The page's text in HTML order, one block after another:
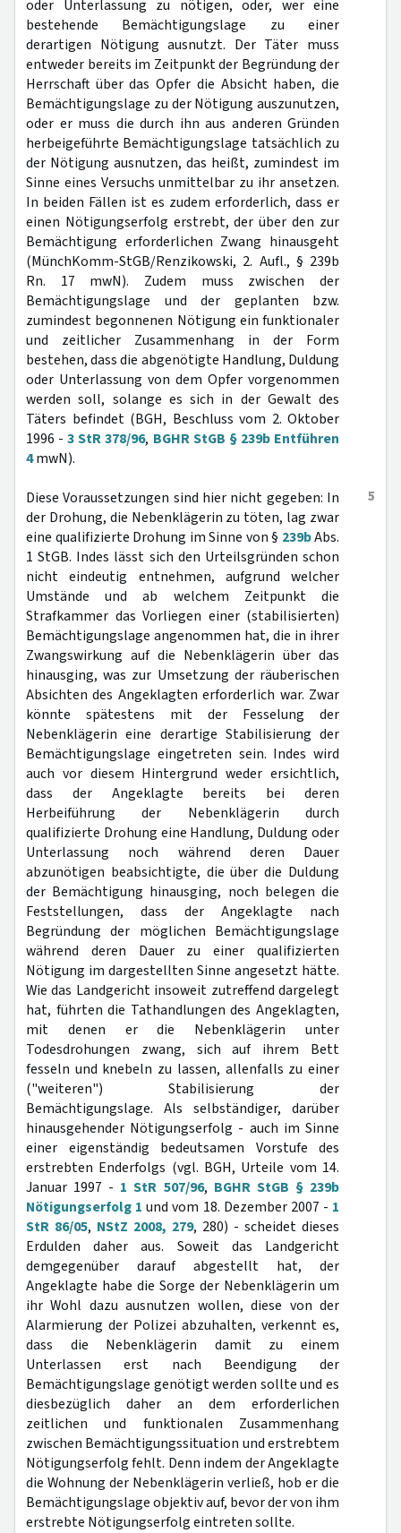
oder Unterlassung zu nötigen, oder, wer eine
bestehende Bemächtigungslage zu einer
derartigen Nötigung ausnutzt. Der Täter muss
entweder bereits im Zeitpunkt der Begründung der
Herrschaft über das Opfer die Absicht haben, die
Bemächtigungslage zu der Nötigung auszunutzen,
oder er muss die durch ihn aus anderen Gründen
herbeigeführte Bemächtigungslage tatsächlich zu
der Nötigung ausnutzen, das heißt, zumindest im
Sinne eines Versuchs unmittelbar zu ihr ansetzen.
In beiden Fällen ist es zudem erforderlich, dass er
einen Nötigungserfolg erstrebt, der über den zur
Bemächtigung erforderlichen Zwang hinausgeht
(MünchKomm-StGB/Renzikowski, 2. Aufl., § 239b
Rn. 17 mwN). Zudem muss zwischen der
Bemächtigungslage und der geplanten bzw.
zumindest begonnenen Nötigung ein funktionaler
und zeitlicher Zusammenhang in der Form
bestehen, dass die abgenötigte Handlung, Duldung
oder Unterlassung von dem Opfer vorgenommen
werden soll, solange es sich in der Gewalt des
Täters befindet (BGH, Beschluss vom 2. Oktober
1996 -3 StR 378/96, BGHR StGB § 239b Entführen
4mwN).
5
Diese Voraussetzungen sind hier nicht gegeben: In
der Drohung, die Nebenklägerin zu töten, lag zwar
eine qualifizierte Drohung im Sinne von § 239bAbs.
1 StGB. Indes lässt sich den Urteilsgründen schon
nicht eindeutig entnehmen, aufgrund welcher
Umstände und ab welchem Zeitpunkt die
Strafkammer das Vorliegen einer (stabilisierten)
Bemächtigungslage angenommen hat, die in ihrer
Zwangswirkung auf die Nebenklägerin über das
hinausging, was zur Umsetzung der räuberischen
Absichten des Angeklagten erforderlich war. Zwar
könnte spätestens mit der Fesselung der
Nebenklägerin eine derartige Stabilisierung der
Bemächtigungslage eingetreten sein. Indes wird
auch vor diesem Hintergrund weder ersichtlich,
dass der Angeklagte bereits bei deren
Herbeiführung der Nebenklägerin durch
qualifizierte Drohung eine Handlung, Duldung oder
Unterlassung noch während deren Dauer
abzunötigen beabsichtigte, die über die Duldung
der Bemächtigung hinausging, noch belegen die
Feststellungen, dass der Angeklagte nach
Begründung der möglichen Bemächtigungslage
während deren Dauer zu einer qualifizierten
Nötigung im dargestellten Sinne angesetzt hätte.
Wie das Landgericht insoweit zutreffend dargelegt
hat, führten die Tathandlungen des Angeklagten,
mit denen er die Nebenklägerin unter
Todesdrohungen zwang, sich auf ihrem Bett
fesseln und knebeln zu lassen, allenfalls zu einer
("weiteren") Stabilisierung der
Bemächtigungslage. Als selbständiger, darüber
hinausgehender Nötigungserfolg - auch im Sinne
einer eigenständig bedeutsamen Vorstufe des
erstrebten Enderfolgs (vgl. BGH, Urteile vom 14.
Januar 1997 - 1 StR 507/96, BGHR StGB § 239b
Nötigungserfolg 1 und vom 18. Dezember 2007 - 1
StR 86/05, NStZ 2008, 279, 280) - scheidet dieses
Erdulden daher aus. Soweit das Landgericht
demgegenüber darauf abgestellt hat, der
Angeklagte habe die Sorge der Nebenklägerin um
ihr Wohl dazu ausnutzen wollen, diese von der
Alarmierung der Polizei abzuhalten, verkennt es,
dass die Nebenklägerin damit zu einem
Unterlassen erst nach Beendigung der
Bemächtigungslage genötigt werden sollte und es
diesbezüglich daher an dem erforderlichen
zeitlichen und funktionalen Zusammenhang
zwischen Bemächtigungssituation und erstrebtem
Nötigungserfolg fehlt. Denn indem der Angeklagte
die Wohnung der Nebenklägerin verließ, hob er die
Bemächtigungslage objektiv auf, bevor der von ihm
erstrebte Nötigungserfolg eintreten sollte.